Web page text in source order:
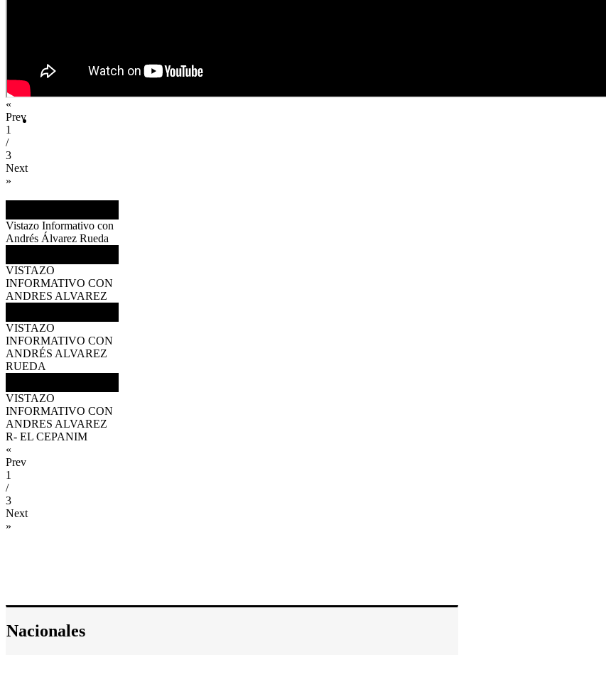
«
Prev
1
/
3
Next
»
Vistazo Informativo con
Andrés Álvarez Rueda
VISTAZO
INFORMATIVO CON
ANDRES ALVAREZ
VISTAZO
INFORMATIVO CON
ANDRÉS ALVAREZ
RUEDA
VISTAZO
INFORMATIVO CON
ANDRES ALVAREZ
R- EL CEPANIM
«
Prev
1
/
3
Next
»
Nacionales